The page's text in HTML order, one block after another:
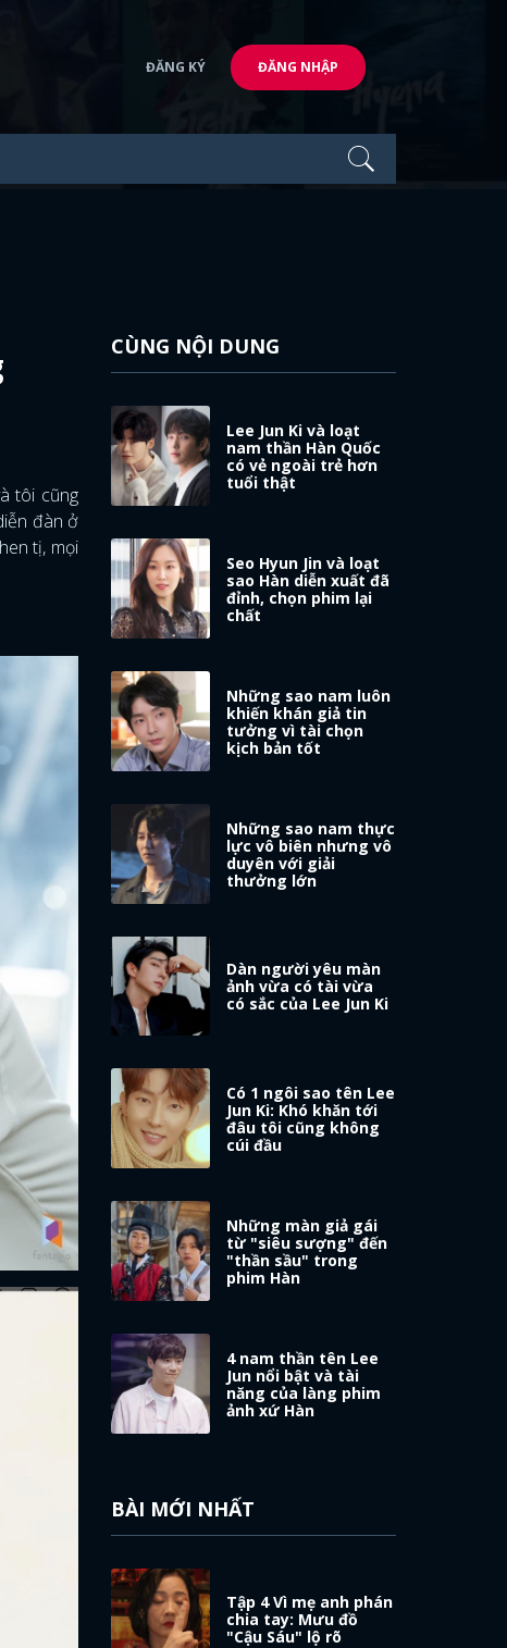
ĐĂNG KÝ ĐĂNG NHẬP
tôi cũng
đàn ở
tị, mọi
CÙNG NỘI DUNG
Lee Jun Ki và loạt
nam thần Hàn Quốc
có vẻ ngoài trẻ hơn
tuổi thật
Seo Hyun Jin và loạt
sao Hàn diễn xuất đã
đỉnh, chọn phim lại
chất
Những sao nam luôn
khiến khán giả tin
tưởng vì tài chọn
kịch bản tốt
Những sao nam thực
lực vô biên nhưng vô
duyên với giải
thưởng lớn
Dàn người yêu màn
ảnh vừa có tài vừa
có sắc của Lee Jun Ki
Có 1 ngôi sao tên Lee
Jun Ki: Khó khăn tới
đâu tôi cũng không
cúi đầu
Những màn giả gái
từ "siêu sượng" đến
"thần sầu" trong
phim Hàn
4 nam thần tên Lee
Jun nổi bật và tài
năng của làng phim
ảnh xứ Hàn
BÀI MỚI NHẤT
Tập 4 Vì mẹ anh phán
chia tay: Mưu đồ
"Cậu Sáu" lộ rõ